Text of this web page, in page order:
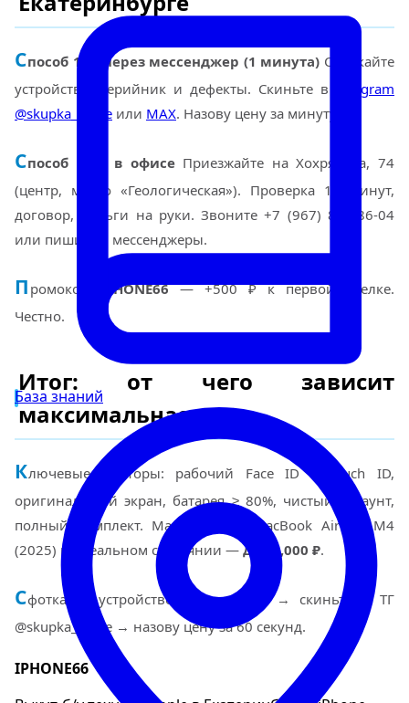
База знаний
Способ 1 — через мессенджер (1 минута) Сфоткайте
устройство, серийник и дефекты. Скиньте в
Telegram
@skupka_apple или MAX. Назову цену за минуту.
Способ 2 — в офисеПриезжайте на Хохрякова, 74
(центр, метро «Геологическая»). Проверка 10 минут,
договор, деньги на руки. Звоните +7 (967) 855-86-04
или пишите в мессенджеры.
П ромокод IPHONE66— +500 ₽ к первой сделке.
Честно.
Итог: от чего зависит
максимальная цена
Ключевые факторы: рабочий Face ID / Touch ID,
оригинальный экран, батарея ≥ 80%, чистый аккаунт,
полный комплект. Максимум за MacBook Air 13 M4
(2025) в идеальном состоянии —до 95,000 ₽.
Сфоткайте устройство и серийник → скиньте в ТГ
@skupka_apple → назову цену за 60 секунд.
IPHONE66